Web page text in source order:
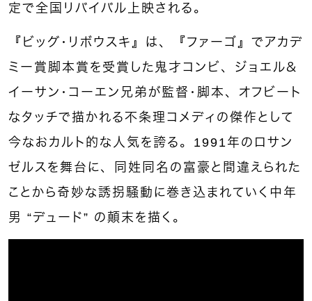
定で全国リバイバル上映される。
『ビッグ・リボウスキ』は、『ファーゴ』でアカデ
ミー賞脚本賞を受賞した鬼才コンビ、ジョエル＆
イーサン・コーエン兄弟が監督・脚本、オフビート
なタッチで描かれる不条理コメディの傑作として
今なおカルト的な人気を誇る。1991年のロサン
ゼルスを舞台に、同姓同名の富豪と間違えられた
ことから奇妙な誘拐騒動に巻き込まれていく中年
男 “デュード” の顛末を描く。